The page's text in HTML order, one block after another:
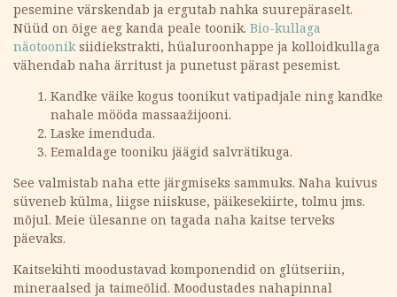
pesemine värskendab ja ergutab nahka suurepäraselt.
Nüüd on õige aeg kanda peale toonik. Bio-kullaga
näotooniksiidiekstrakti, hüaluroonhappe ja kolloidkullaga
vähendab naha ärritust ja punetust pärast pesemist.
Kandke väike kogus toonikut vatipadjale ning kandke
nahale mööda massaažijooni.
Laske imenduda.
Eemaldage tooniku jäägid salvrätikuga.
See valmistab naha ette järgmiseks sammuks. Naha kuivus
süveneb külma, liigse niiskuse, päikesekiirte, tolmu jms.
mõjul. Meie ülesanne on tagada naha kaitse terveks
päevaks.
Kaitsekihti moodustavad komponendid on glütseriin,
mineraalsed ja taimeõlid. Moodustades nahapinnal